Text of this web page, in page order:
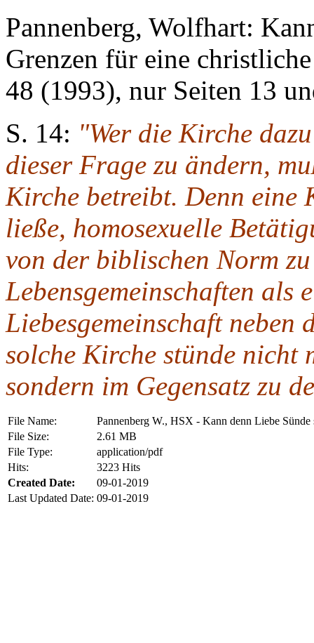
Pannenberg, Wolfhart:
Grenzen für eine
48 (1993), nur Seiten 13
S. 14: "Wer die Kirche
dieser Frage zu ändern,
Kirche betreibt. Denn eine
ließe, homosexuelle
von der biblischen Norm
Lebensgemeinschaften als
Liebesgemeinschaft neben
solche Kirche stünde nicht
sondern im Gegensatz zu
File Name:
Pannenberg W., HSX - Kann denn Liebe Sünde
File Size:
2.61 MB
File Type:
application/pdf
Hits:
3223 Hits
Created Date:
09-01-2019
Last Updated Date: 09-01-2019